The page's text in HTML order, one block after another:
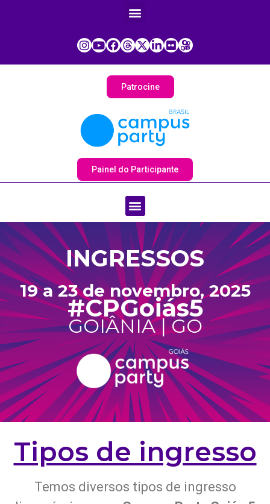
Patrocine
Painel do Participante
INGRESSOS
19 a 23 de novembro, 2025
#CPGoiás5
GOIÂNIA | GO
Tipos de ingresso
Temos diversos tipos de ingresso